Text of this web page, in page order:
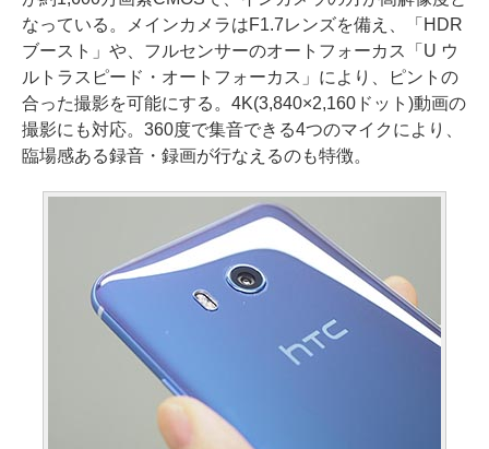
なっている。メインカメラはF1.7レンズを備え、「HDR
ブースト」や、フルセンサーのオートフォーカス「U ウ
ルトラスピード・オートフォーカス」により、ピントの
合った撮影を可能にする。4K(3,840×2,160ドット)動画の
撮影にも対応。360度で集音できる4つのマイクにより、
臨場感ある録音・録画が行なえるのも特徴。